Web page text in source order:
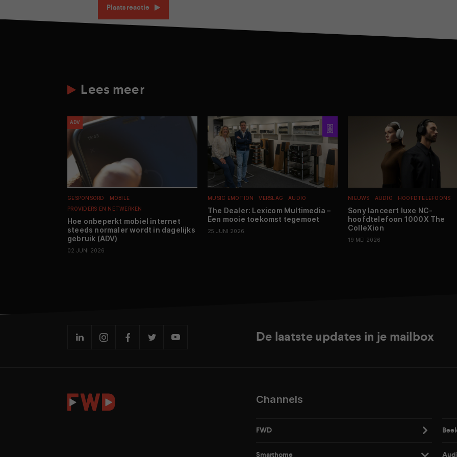
Plaats reactie
Lees meer
ADV
GESPONSORD
MOBILE
PROVIDERS EN NETWERKEN
Hoe onbeperkt mobiel internet
steeds normaler wordt in dagelijks
gebruik (ADV)
02 JUNI 2026
MUSIC EMOTION VERSLAG AUDIO
The Dealer: Lexicom Multimedia –
Een mooie toekomst tegemoet
25 JUNI 2026
NIEUWS AUDIO HOOFDTELEFOONS
Sony lanceert luxe NC-
hoofdtelefoon 1000X The
ColleXion
19 MEI 2026
De laatste updates in je mailbox
Channels
FWD
Smarthome